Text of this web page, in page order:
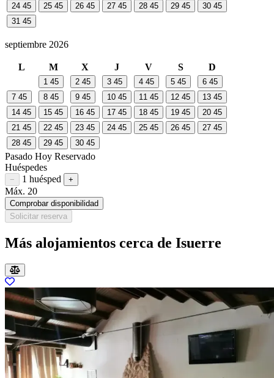
24 45 25 45 26 45 27 45 28 45 29 45 30 45
31 45
septiembre 2026
L M X J V S D
1 45 2 45 3 45 4 45 5 45 6 45
7 45 8 45 9 45 10 45 11 45 12 45 13 45
14 45 15 45 16 45 17 45 18 45 19 45 20 45
21 45 22 45 23 45 24 45 25 45 26 45 27 45
28 45 29 45 30 45
Pasado Hoy Reservado
Huéspedes
Restar huésped
− 1 huésped Sumar huésped
+
Máx. 20
Comprobar disponibilidad
Solicitar reserva
Más alojamientos cerca de Isuerre